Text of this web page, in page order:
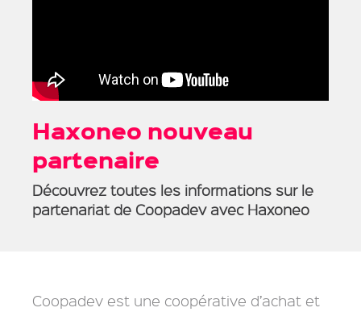
Haxoneo nouveau
partenaire
Découvrez toutes les informations sur le
partenariat de Coopadev avec Haxoneo
Coopadev est une coopérative d’achat et